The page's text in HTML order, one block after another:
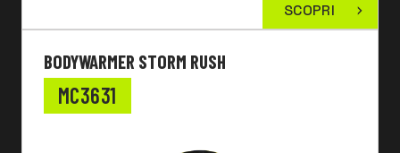
SCOPRI
BODYWARMER STORM RUSH
MC3631